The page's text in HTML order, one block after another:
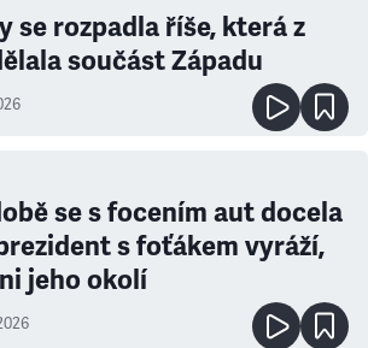
se rozpadla říše, která z
součást Západu
se s focením aut docela
s foťákem vyráží,
jeho okolí